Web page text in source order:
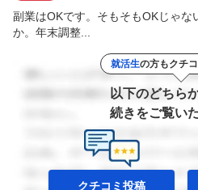
副業はOKです。そもそもOKじゃな
か。年末調整...
就活生の方もクチ
以下のどちら
続きをご覧い
クチコミ投稿